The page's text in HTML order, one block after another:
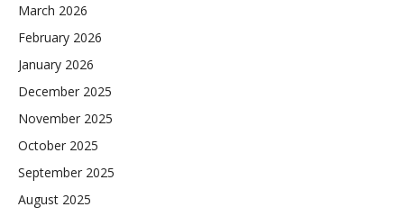
March 2026
February 2026
January 2026
December 2025
November 2025
October 2025
September 2025
August 2025